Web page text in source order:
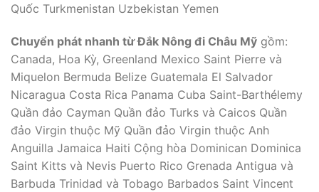
Quốc Turkmenistan Uzbekistan Yemen
Chuyển phát nhanh từ Đắk Nông đi Châu Mỹ gồm:
Canada, Hoa Kỳ, Greenland Mexico Saint Pierre và
Miquelon Bermuda Belize Guatemala El Salvador
Nicaragua Costa Rica Panama Cuba Saint-Barthélemy
Quần đảo Cayman Quần đảo Turks và Caicos Quần
đảo Virgin thuộc Mỹ Quần đảo Virgin thuộc Anh
Anguilla Jamaica Haiti Cộng hòa Dominican Dominica
Saint Kitts và Nevis Puerto Rico Grenada Antigua và
Barbuda Trinidad và Tobago Barbados Saint Vincent